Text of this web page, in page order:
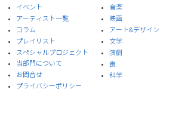
イベント
​アーティスト一覧
​コラム
プレイリスト
スペシャルプロジェクト
音楽
​映画
アート&デザイン
​文学
演劇
食
​科学
​当部門について
お問合せ
プライバシーポリシー